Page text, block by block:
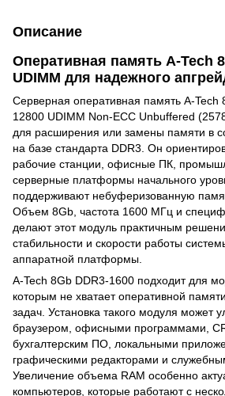
Описание
Оперативная память A-Tech
UDIMM для надежного
Серверная оперативная память A-Tech
12800 UDIMM Non-ECC Unbuffered
для расширения или замены памяти в
на базе стандарта DDR3. Он
рабочие станции, офисные ПК,
серверные платформы начального
поддерживают небуферизованную
Объем 8Gb, частота 1600 МГц и
делают этот модуль практичным
стабильности и скорости работы
аппаратной платформы.
A-Tech 8Gb DDR3-1600 подходит для
которым не хватает оперативной
задач. Установка такого модуля может
браузером, офисными программами,
бухгалтерским ПО, локальными
графическими редакторами и
Увеличение объема RAM особенно
компьютеров, которые работают с